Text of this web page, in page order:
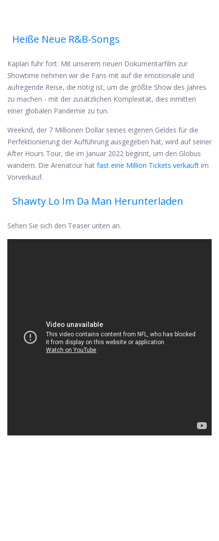
Heiße Neue R&B-Songs
Kaplan fuhr fort: Mit unserem neuen Dokumentarfilm zur
Showtime nehmen wir die Fans mit auf die emotionale und
aufregende Reise, die nötig ist, um die größte Show des Jahres
zu machen - mit der zusätzlichen Komplexität, dies inmitten
einer globalen Pandemie zu tun.
Weeknd, der 7 Millionen Dollar seines eigenen Geldes für die
Perfektionierung der Aufführung ausgegeben hat, wird auf seiner
After Hours Tour, die im Januar 2022 beginnt, um den Globus
wandern. Die Arenatour hat fast eine Million Tickets verkauft im
Vorverkauf.
Shawty Lo Im Da Man Herunterladen
Sehen Sie sich den Teaser unten an.